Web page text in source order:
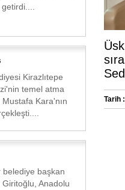
Kirazlıtepe
temel atma
Kara'nın
belediye başkan
Giritoğlu, Anadolu
Tarih :